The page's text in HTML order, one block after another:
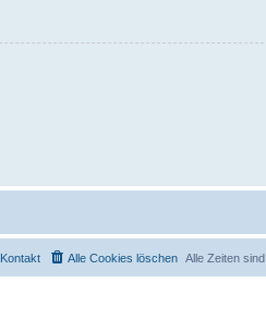
Alle Zeiten sind
Alle Cookies löschen
Kontakt